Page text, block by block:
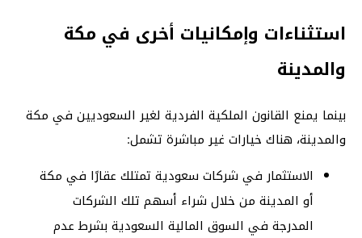
استثناءات وإمكانيات أخرى في مكة
والمدينة
بينما يمنع القانون الملكية الفردية لغير السعوديين في مكة
والمدينة، هناك خيارات غير مباشرة تشمل:
الاستثمار في شركات سعودية تمتلك عقارًا في مكة
أو المدينة من خلال شراء أسهم تلك الشركات
المدرجة في السوق المالية السعودية بشرط عدم